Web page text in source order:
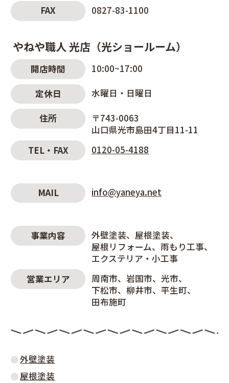
FAX 0827-83-1100
やねや職人 光店（光ショールーム）
開店時間 10:00~17:00
定休日 水曜日・日曜日
住所
〒743-0063
山口県光市島田4丁目11-11
TEL・FAX
0120-05-4188
MAIL info@yaneya.net
事業内容 外壁塗装
屋根塗装
屋根リフォーム
雨もり工事
エクステリア・小工事
営業エリア
周南市 岩国市
光市
下松市
柳井市
平生町
田布施町
外壁塗装
屋根塗装